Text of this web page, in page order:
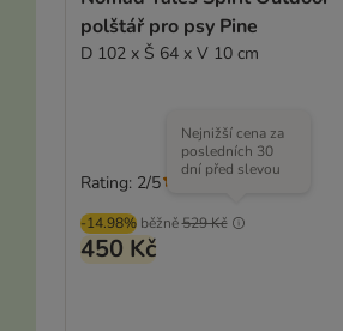
polštář pro psy Pine
D 102 x Š 64 x V 10 cm
-14.98% běžně529 Kč
Nejnižší cena za
posledních 30
dní před slevou
450 Kč
Rating: 2/5